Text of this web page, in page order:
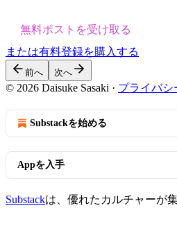
無料ポストを受け取る
または有料登録を購入する
前へ 次へ
© 2026 Daisuke Sasaki · プライバシ
Substackを始める
Appを入手
Substackは、優れたカルチャーが